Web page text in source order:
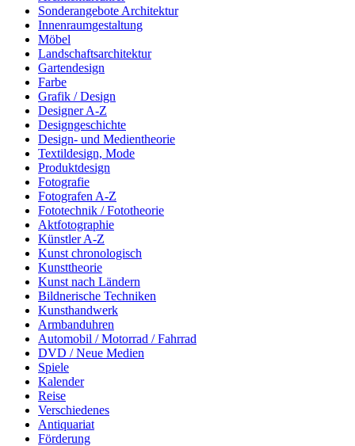
Sonderangebote Architektur
Innenraumgestaltung
Möbel
Landschaftsarchitektur
Gartendesign
Farbe
Grafik / Design
Designer A-Z
Designgeschichte
Design- und Medientheorie
Textildesign, Mode
Produktdesign
Fotografie
Fotografen A-Z
Fototechnik / Fototheorie
Aktfotographie
Künstler A-Z
Kunst chronologisch
Kunsttheorie
Kunst nach Ländern
Bildnerische Techniken
Kunsthandwerk
Armbanduhren
Automobil / Motorrad / Fahrrad
DVD / Neue Medien
Spiele
Kalender
Reise
Verschiedenes
Antiquariat
Förderung